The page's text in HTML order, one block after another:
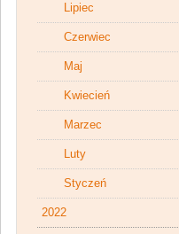
Lipiec
Czerwiec
Maj
Kwiecień
Marzec
Luty
Styczeń
2022